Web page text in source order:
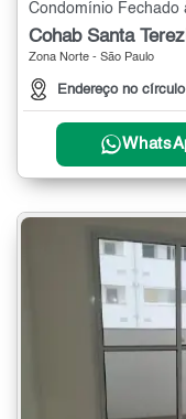
Cohab Santa
Zona Norte - São Paulo
Endereço no